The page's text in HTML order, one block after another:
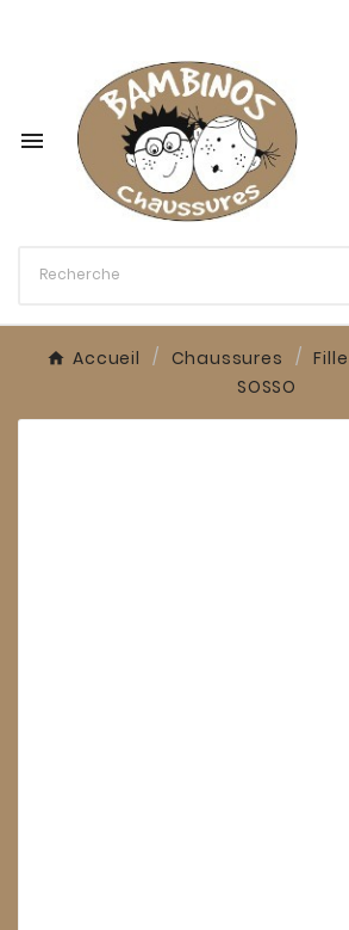

Accueil Chaussures Fille
SOSSO